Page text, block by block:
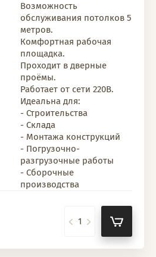
Возможность
обслуживания потолков 5
метров.
Комфортная рабочая
площадка.
Проходит в дверные
проёмы.
Работает от сети 220В.
Идеальна для:
- Строительства
- Склада
- Монтажа конструкций
- Погрузочно-
разгрузочные работы
- Сборочные
производства